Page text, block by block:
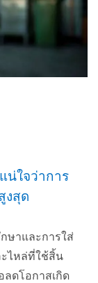
น่ใจว่าการ
งสุด
ษาและการใส่
ะไหล่ที่ใช้สิ้น
ลดโอกาสเกิด